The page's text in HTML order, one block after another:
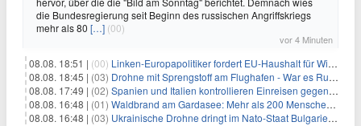
die Bundesregierung seit Beginn des russischen Angriffskriegs
mehr als 80 […] (00)
vor 4 Minuten
08.08. 18:51 | (00) Linken-Europapolitiker fordert EU-Haushalt für Wirtschaftsumbau
08.08. 18:45 | (03) Drohne mit Sprengstoff am Flughafen - War es Russland?
08.08. 17:49 | (02) Spanien und Italien kontrollieren Einreisen gegenseitig
08.08. 16:48 | (01) Waldbrand am Gardasee: Mehr als 200 Menschen evakuiert
08.08. 16:48 | (03) Ukrainische Drohne dringt im Nato-Staat Bulgarien ein